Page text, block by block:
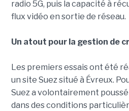
radio 5G, puis la capacité à
flux vidéo en sortie de réseau.
Un atout pour la gestion de
Les premiers essais ont été
un site Suez situé à Évreux.
Suez a volontairement
dans des conditions